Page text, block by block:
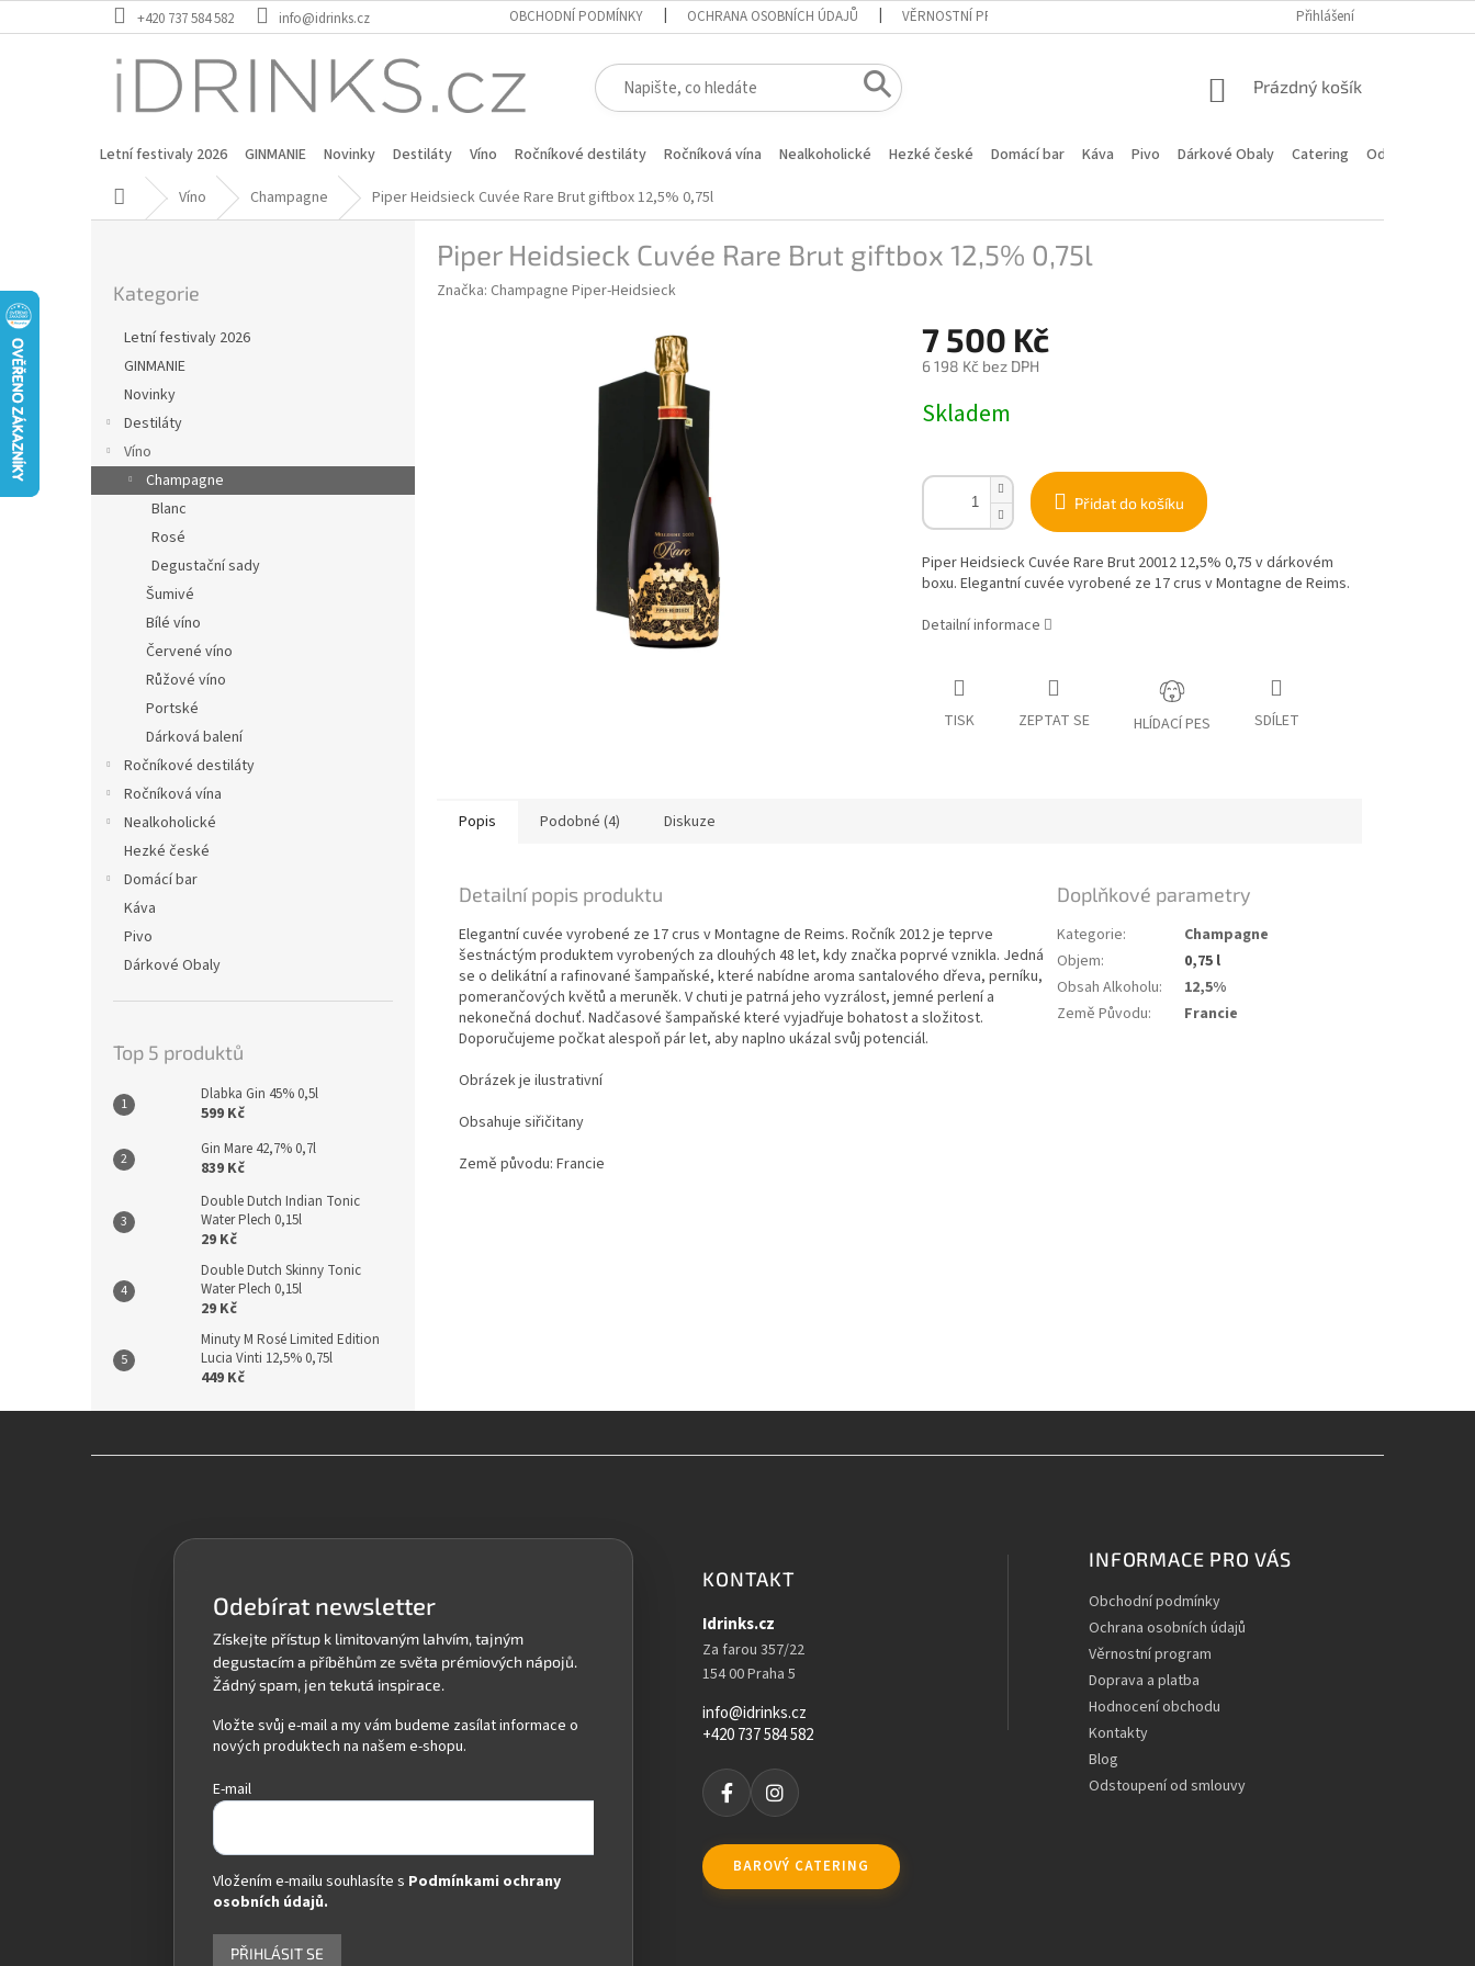
na
+420 737 584 582 info@idrinks.cz OBCHODNÍ PODMÍNKY OCHRANA OSOBNÍCH ÚDAJŮ VĚRNOSTNÍ PROGRAM HODNOCENÍ OBCHODU
Přihlášení
NÁKUPNÍ
Prázdný košík
Letní festivaly 2026 GINMANIE Novinky Destiláty Víno Ročníkové destiláty Ročníková vína Nealkoholické Hezké české Domácí bar Káva Pivo Dárkové Obaly Catering
Odstoupení od
Domů Víno Champagne Piper Heidsieck Cuvée Rare Brut giftbox 12,5% 0,75l
a
n
kategorie
Kategorie
Letní festivaly 2026
GINMANIE
Novinky
Destiláty
Víno
Champagne
Blanc
Rosé
Degustační sady
Šumivé
Bílé víno
Červené víno
Růžové víno
Portské
Dárková balení
Ročníkové destiláty
Ročníková vína
Nealkoholické
Hezké české
Domácí bar
Káva
Pivo
Dárkové Obaly
Top 5 produktů
Dlabka Gin 45% 0,5l
599 Kč
Gin Mare 42,7% 0,7l
839 Kč
Double Dutch Indian Tonic
Water Plech 0,15l
29 Kč
Double Dutch Skinny Tonic
Water Plech 0,15l
29 Kč
Minuty M Rosé Limited Edition
Lucia Vinti 12,5% 0,75l
449 Kč
Piper Heidsieck Cuvée Rare Brut giftbox 12,5% 0,75l
Značka: Champagne Piper-Heidsieck
7 500 Kč
6 198 Kč bez DPH
cena:
Skladem
Přidat do košíku
Piper Heidsieck Cuvée Rare Brut 20012 12,5% 0,75 v dárkovém
boxu. Elegantní cuvée vyrobené ze 17 crus v Montagne de Reims.
Detailní informace
TISK ZEPTAT SE HLÍDACÍ PES SDÍLET
Popis Podobné (4) Diskuze
Detailní popis produktu
Elegantní cuvée vyrobené ze 17 crus v Montagne de Reims. Ročník 2012 je teprve
šestnáctým produktem vyrobených za dlouhých 48 let, kdy značka poprvé vznikla. Jedná
se o delikátní a rafinované šampaňské, které nabídne aroma santalového dřeva, perníku,
pomerančových květů a meruněk. V chuti je patrná jeho vyzrálost, jemné perlení a
nekonečná dochuť. Nadčasové šampaňské které vyjadřuje bohatost a složitost.
Doporučujeme počkat alespoň pár let, aby naplno ukázal svůj potenciál.
Obrázek je ilustrativní
Obsahuje siřičitany
Země původu: Francie
Doplňkové parametry
Kategorie:
Champagne
Objem:
0,75 l
Obsah Alkoholu:
12,5%
Země Původu: Francie
Odebírat newsletter
Vložte svůj e-mail a my vám budeme zasílat informace o
nových produktech na našem e-shopu.
E-mail
Vložením e-mailu souhlasíte s Podmínkami ochrany
osobních údajů.
PŘIHLÁSIT SE
KONTAKT
Idrinks.cz
Za farou 357/22
154 00 Praha 5
info@idrinks.cz
+420 737 584 582
BAROVÝ CATERING
INFORMACE PRO VÁS
Obchodní podmínky
Ochrana osobních údajů
Věrnostní program
Doprava a platba
Hodnocení obchodu
Kontakty
Blog
Odstoupení od smlouvy